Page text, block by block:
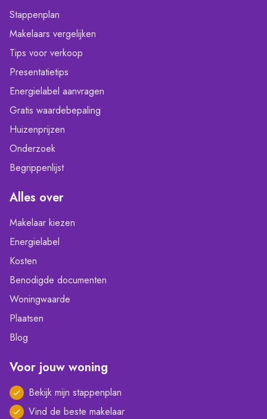
Stappenplan
Makelaars vergelijken
Tips voor verkoop
Presentatietips
Energielabel aanvragen
Gratis waardebepaling
Huizenprijzen
Onderzoek
Begrippenlijst
Alles over
Makelaar kiezen
Energielabel
Kosten
Benodigde documenten
Woningwaarde
Plaatsen
Blog
Voor jouw woning
Bekijk mijn stappenplan
Vind de beste makelaar